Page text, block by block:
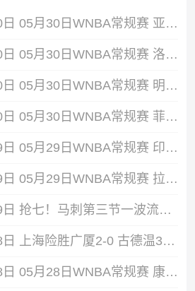
2026年05月30日 05月30日WNBA常规赛 亚特兰大梦想86-66波特兰火焰 全场集锦
2026年05月30日 05月30日WNBA常规赛 洛杉矶火花92-87华盛顿神秘人 全场集锦
2026年05月30日 05月30日WNBA常规赛 明尼苏达山猫79-58芝加哥天空 全场集锦
2026年05月30日 05月30日WNBA常规赛 菲尼克斯水星68-75纽约自由人 全场集锦
2026年05月29日 05月29日WNBA常规赛 印第安纳狂热88-90金州女武神 全场集锦
2026年05月29日 05月29日WNBA常规赛 拉斯维加斯王牌87-95达拉斯飞翼 全场集锦
2026年05月29日 抢七！马刺第三节一波流大胜雷霆扳成3-3 文班28+10 SGA18中6
2026年05月28日 上海险胜广厦2-0 古德温31+11&抢断3分压哨绝杀 布朗空砍50分
2026年05月28日 05月28日WNBA常规赛 康涅狄格太阳61-71波特兰火焰 全场集锦